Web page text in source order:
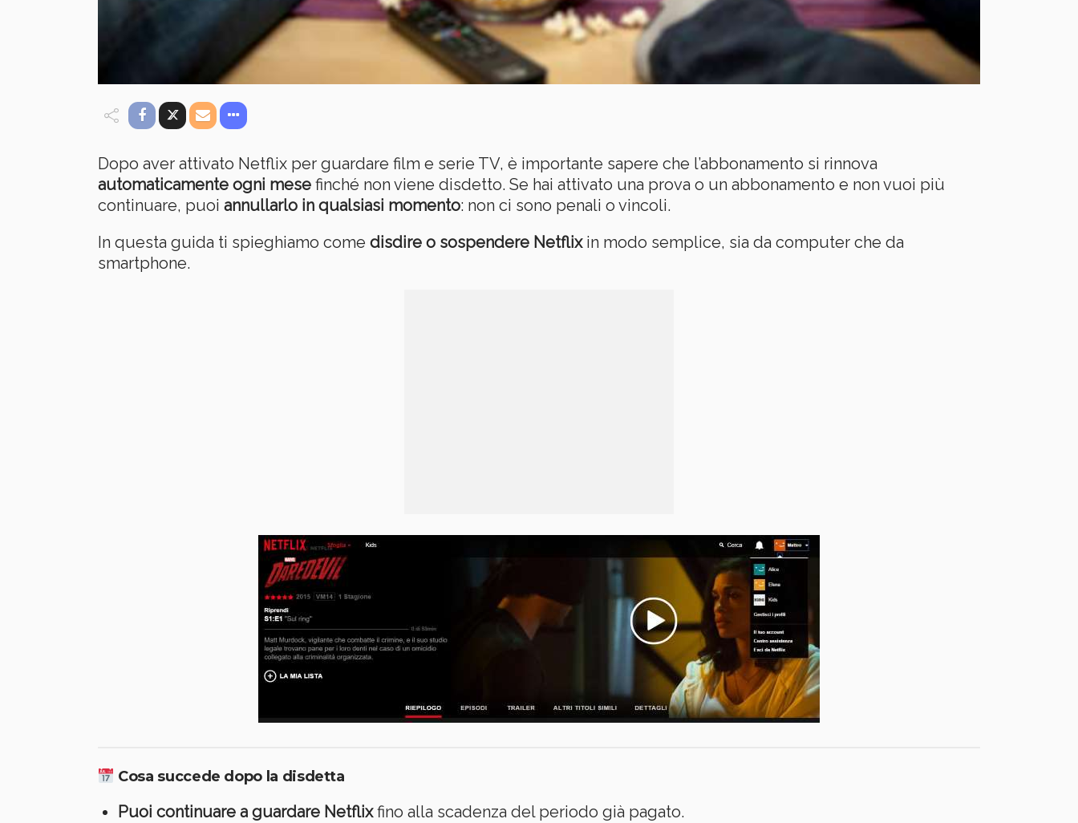
Dopo aver attivato Netflix per guardare film e serie TV, è importante sapere che l’abbonamento si rinnova
automaticamente ogni mese finché non viene disdetto. Se hai attivato una prova o un abbonamento e non vuoi più
continuare, puoi annullarlo in qualsiasi momento: non ci sono penali o vincoli.
In questa guida ti spieghiamo come disdire o sospendere Netflixin modo semplice, sia da computer che da
smartphone.
Cosa succede dopo la disdetta
Puoi continuare a guardare Netflixfino alla scadenza del periodo già pagato.